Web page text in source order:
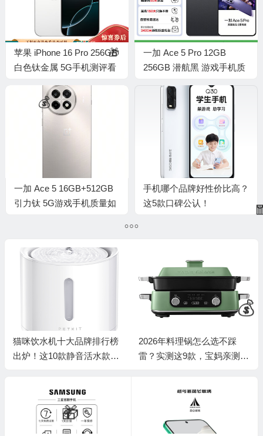
苹果 iPhone 16 Pro 256GB
白色钛金属 5G手机测评看
了怎么办才能解开）
一加 Ace 5 Pro 12GB
256GB 潜航黑 游戏手机质
价比高 质量好）
一加 Ace 5 16GB+512GB
引力钛 5G游戏手机质量如
手机哪个品牌好性价比高？
这5款口碑公认！
猫咪饮水机十大品牌排行榜
出炉！这10款静音活水款让
2026年料理锅怎么选不踩
雷？实测这9款，宝妈亲测好